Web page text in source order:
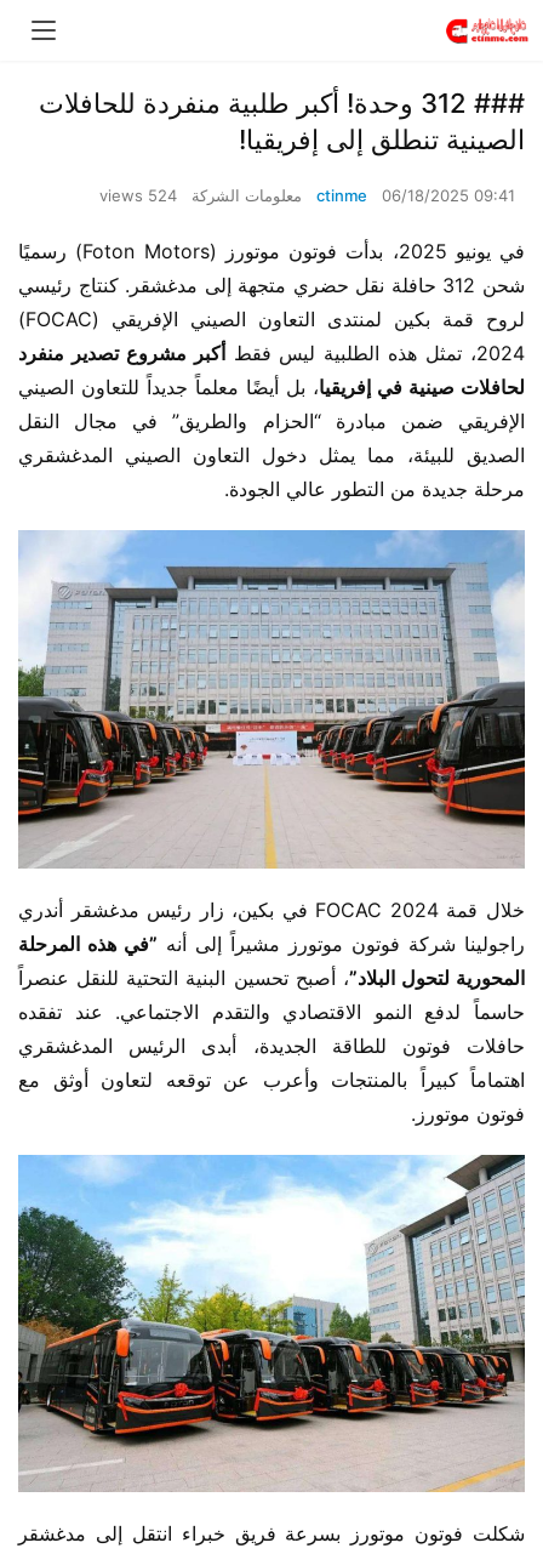
​​### 312 وحدة! أكبر طلبية منفردة للحافلات
الصينية تنطلق إلى إفريقيا!​​
ctinme 06/18/2025 09:41 معلومات الشركة 524 views
2024، تمثل هذه الطلبية ليس فقط ​
لحافلات صينية في إفريقيا​
مرحلة جديدة من التطور عالي الجودة.
راجولينا شركة فوتون موتورز مشيراً إلى أنه ​
المحورية لتحول البلاد”​
​، أصبح تحسين البنية التحتية للنقل عنصراً
فوتون موتورز.